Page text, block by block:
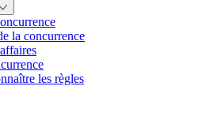
la concurrence
les règles